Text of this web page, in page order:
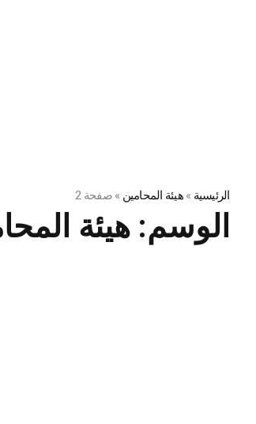
الرئيسية »هيئة المحامين »صفحة 2
الوسم:هيئة